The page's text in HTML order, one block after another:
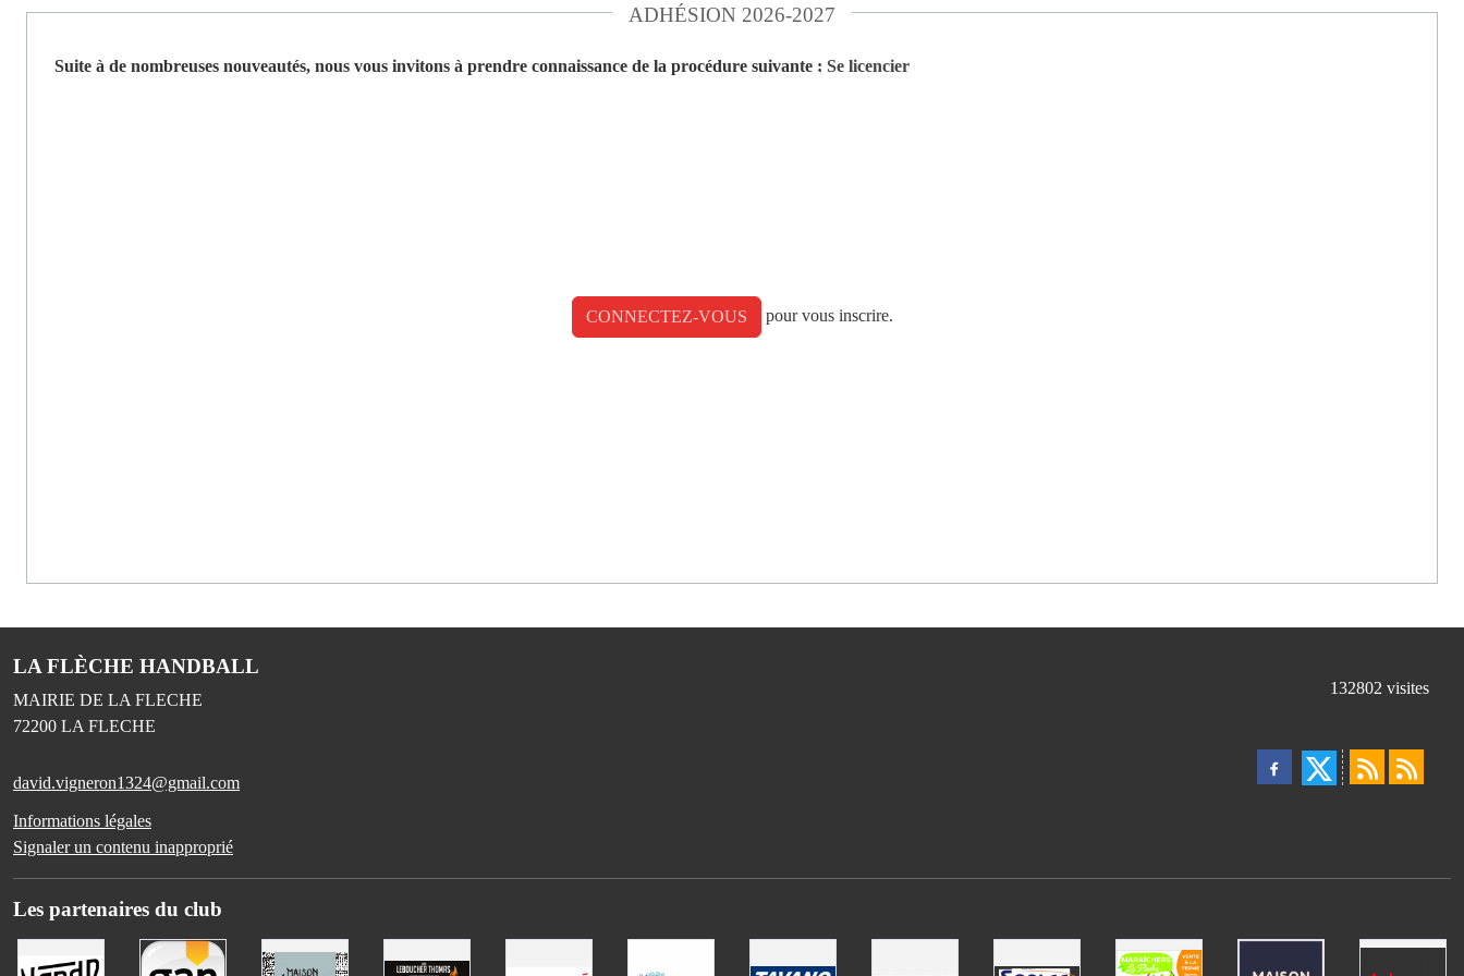
ADHÉSION 2026-2027
Suite à de nombreuses nouveautés, nous vous invitons à prendre connaissance de la procédure suivante : Se licencier
CONNECTEZ-VOUS pour vous inscrire.
LA FLÈCHE HANDBALL
MAIRIE DE LA FLECHE
72200 LA FLECHE
david.vigneron1324@gmail.com
Informations légales
Signaler un contenu inapproprié
132802 visites
Les partenaires du club